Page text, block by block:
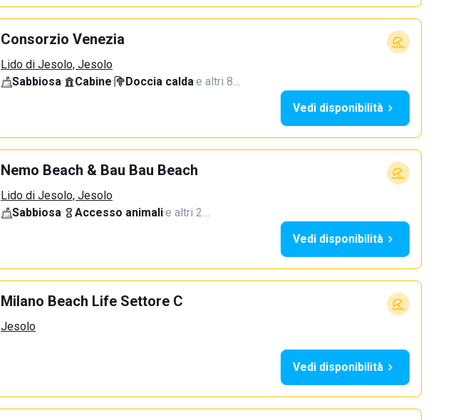
Consorzio Venezia
Lido di Jesolo, Jesolo
Sabbiosa· Cabine· Doccia calda·e altri 8…
Vedi disponibilità
Nemo Beach & Bau Bau Beach
Lido di Jesolo, Jesolo
Sabbiosa· Accesso animali·e altri 2…
Vedi disponibilità
Milano Beach Life Settore C
Jesolo
Vedi disponibilità